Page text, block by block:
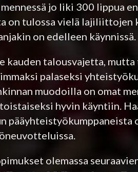
jo liki 300 lippua
tulossa vielä lajiliittojen
on edelleen käynnissä.
talousvajetta,
palaseksi
muodoilla on omat
hyvin käyntiin.
olemassa